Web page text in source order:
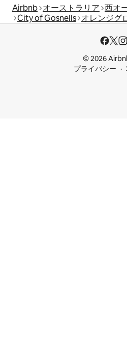
Airbnb オーストラリア 西オ
City of Gosnells オレンジグ
© 2026
プライバシー